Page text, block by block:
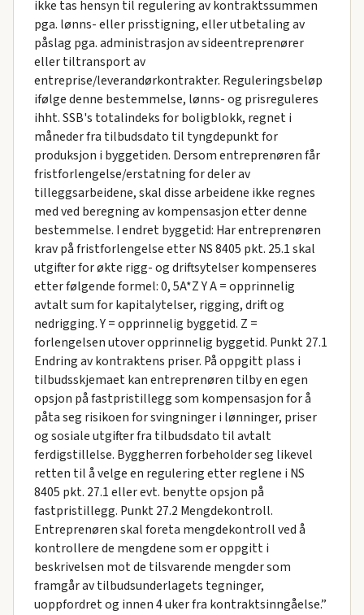
ikke tas hensyn til regulering av kontraktssummen
pga. lønns- eller prisstigning, eller utbetaling av
påslag pga. administrasjon av sideentreprenører
eller tiltransport av
entreprise/leverandørkontrakter. Reguleringsbeløp
ifølge denne bestemmelse, lønns- og prisreguleres
ihht. SSB's totalindeks for boligblokk, regnet i
måneder fra tilbudsdato til tyngdepunkt for
produksjon i byggetiden. Dersom entreprenøren får
fristforlengelse/erstatning for deler av
tilleggsarbeidene, skal disse arbeidene ikke regnes
med ved beregning av kompensasjon etter denne
bestemmelse. I endret byggetid: Har entreprenøren
krav på fristforlengelse etter NS 8405 pkt. 25.1 skal
utgifter for økte rigg- og driftsytelser kompenseres
etter følgende formel: 0, 5A*Z Y A = opprinnelig
avtalt sum for kapitalytelser, rigging, drift og
nedrigging. Y = opprinnelig byggetid. Z =
forlengelsen utover opprinnelig byggetid. Punkt 27.1
Endring av kontraktens priser. På oppgitt plass i
tilbudsskjemaet kan entreprenøren tilby en egen
opsjon på fastpristillegg som kompensasjon for å
påta seg risikoen for svingninger i lønninger, priser
og sosiale utgifter fra tilbudsdato til avtalt
ferdigstillelse. Byggherren forbeholder seg likevel
retten til å velge en regulering etter reglene i NS
8405 pkt. 27.1 eller evt. benytte opsjon på
fastpristillegg. Punkt 27.2 Mengdekontroll.
Entreprenøren skal foreta mengdekontroll ved å
kontrollere de mengdene som er oppgitt i
beskrivelsen mot de tilsvarende mengder som
framgår av tilbudsunderlagets tegninger,
uoppfordret og innen 4 uker fra kontraktsinngåelse.”